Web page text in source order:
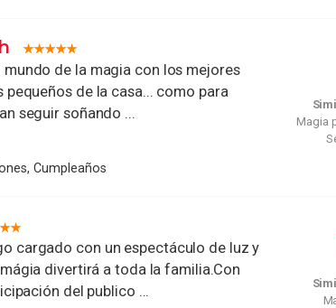
de la magia con los mejores
de la casa... como para
seguir soñando ...
Cumpleaños
Magia
cargado con un espectáculo de luz y
divertirá a toda la familia.Con
del publico ...